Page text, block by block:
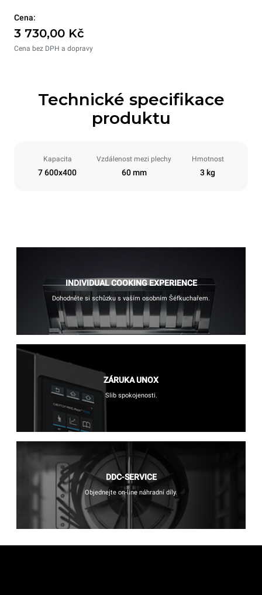
Cena:
3 730,00 Kč
Cena bez DPH a dopravy
Technické specifikace
produktu
Kapacita
7 600x400
Vzdálenost mezi plechy
60 mm
Hmotnost
3 kg
INDIVIDUAL COOKING EXPERIENCE
Dohodněte si schůzku s vaším osobním Šéfkuchařem.
ZÁRUKA UNOX
Slib spokojenosti.
DDC-SERVICE
Objednejte on-line náhradní díly.